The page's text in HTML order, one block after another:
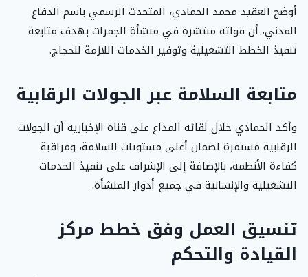
أوضح العقيد محمد الحمادي، المتحدث الرسمي باسم الدفاع
المدني، أن قواته منتشرة في منشأة الجمرات بهدف متابعة
تنفيذ الخطط التشغيلية وتوفير الخدمات اللازمة للحجاج.
متابعة السلامة عبر الجولات الرقابية
وأكد الحمادي خلال لقائه المذاع على قناة الإخبارية أن الجولات
الرقابية مستمرة لضمان أعلى مستويات السلامة، ومراقبة
كفاءة الأنظمة، بالإضافة إلى الإشراف على تنفيذ الخدمات
التشغيلية والإنسانية في جميع أدوار المنشأة.
تنسيق العمل وفق خطط مركز
القيادة والتحكم